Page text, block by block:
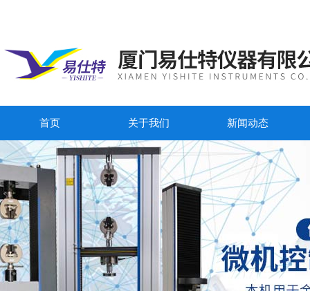
首页 关于我们 新闻动态